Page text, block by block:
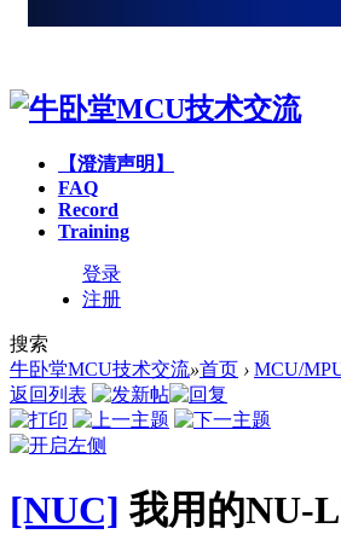
【澄清声明】
FAQ
Record
Training
登录
注册
搜索
牛卧堂MCU技术交流»首页 › MCU/
返回列表
[NUC] 我用的NU-